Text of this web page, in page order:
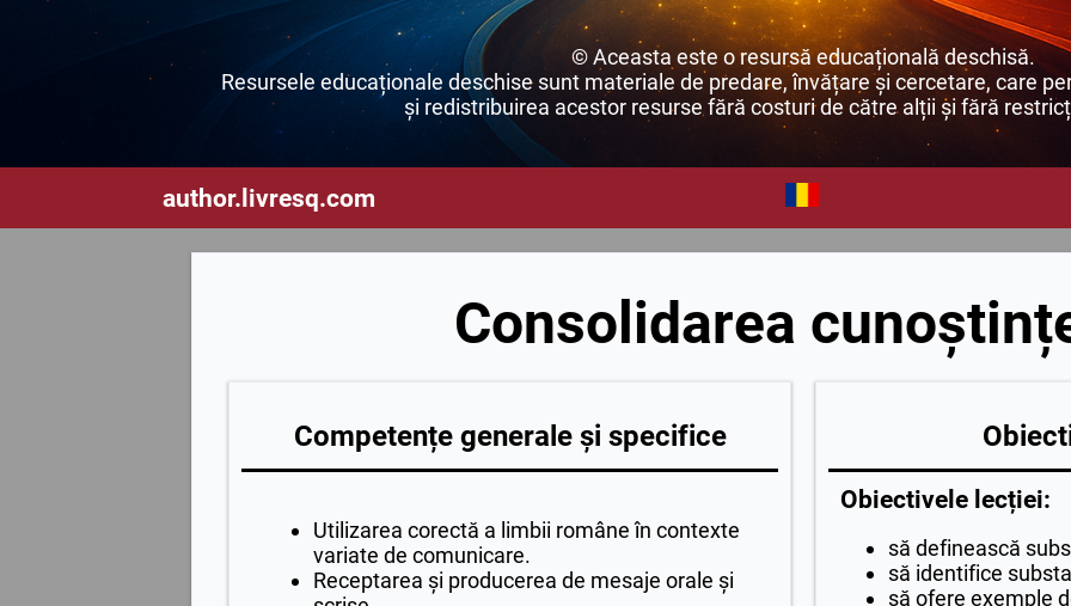
© Aceasta este o resursă educațională deschisă.
Resursele educaționale deschise sunt materiale de predare, învățare și cercetare, care
și redistribuirea acestor resurse fără costuri de către alții și fără
author.livresq.com
Consolidarea
Competențe generale și specifice
Utilizarea corectă a limbii române în contexte
variate de comunicare.
Receptarea și producerea de mesaje orale și
Obiectivele lecției:
să definească
să identifice
să ofere exemple